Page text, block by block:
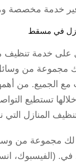
خدمة مخصصة
في مسقط
على خدمة تنظيف
مجموعة من
مع الجميع. من
من خلالها تستطيع
المنازل التي
لك مجموعة من
في. (الفيسبوك،